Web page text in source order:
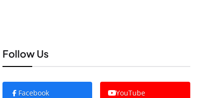
Follow Us
Facebook YouTube